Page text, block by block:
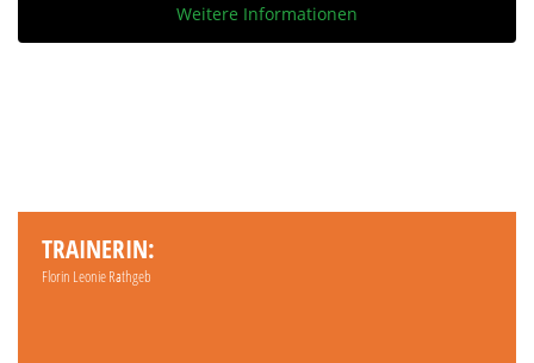
Weitere Informationen
TRAINERIN:
Florin Leonie Rathgeb